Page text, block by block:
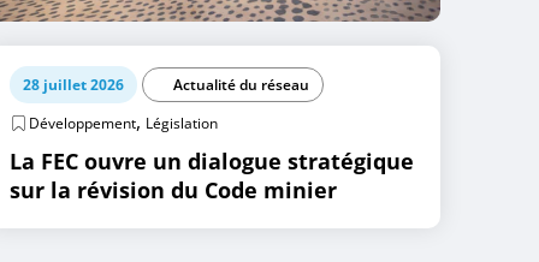
28 juillet 2026
Actualité du réseau
Développement, Législation
La FEC ouvre un dialogue stratégique
sur la révision du Code minier